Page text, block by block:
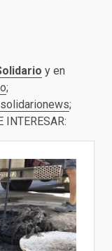
y en
;
;
INTERESAR: